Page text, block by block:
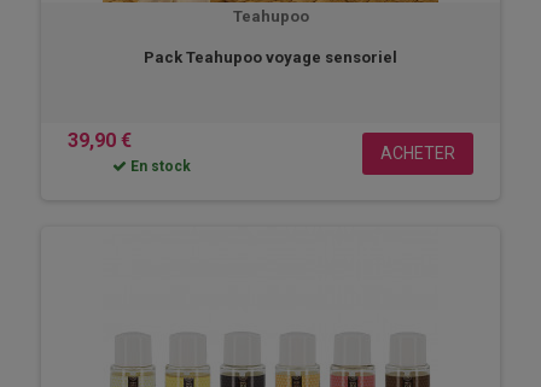
Teahupoo
Pack Teahupoo voyage sensoriel
39,90 €
En stock
ACHETER